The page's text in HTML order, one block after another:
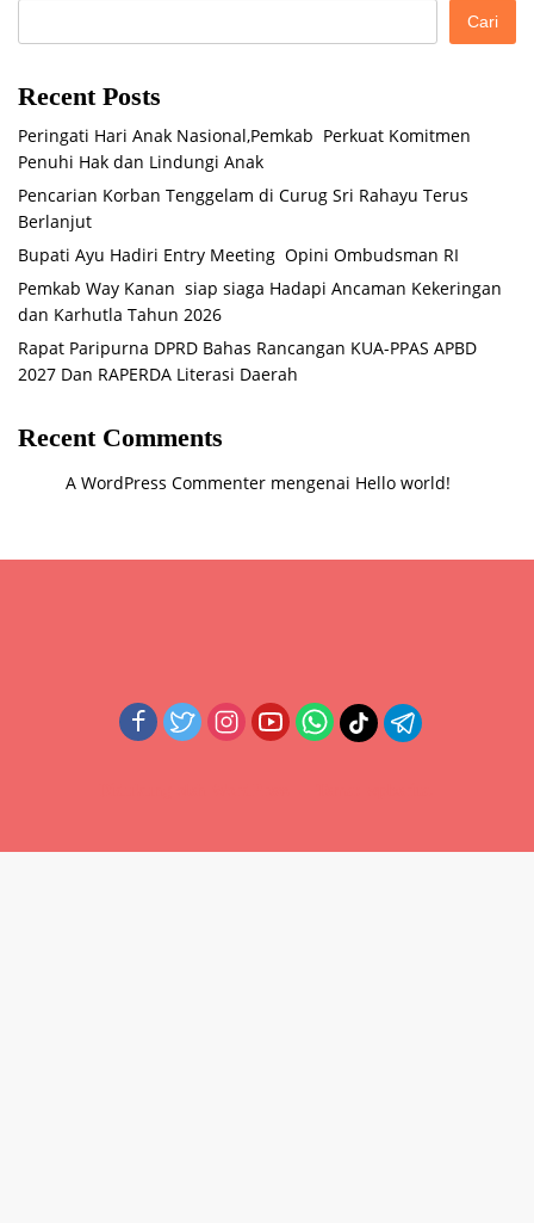
Cari
Recent Posts
Peringati Hari Anak Nasional,Pemkab Perkuat Komitmen
Penuhi Hak dan Lindungi Anak
Pencarian Korban Tenggelam di Curug Sri Rahayu Terus
Berlanjut
Bupati Ayu Hadiri Entry Meeting Opini Ombudsman RI
Pemkab Way Kanan siap siaga Hadapi Ancaman Kekeringan
dan Karhutla Tahun 2026
Rapat Paripurna DPRD Bahas Rancangan KUA-PPAS APBD
2027 Dan RAPERDA Literasi Daerah
Recent Comments
A WordPress Commenter mengenai Hello world!